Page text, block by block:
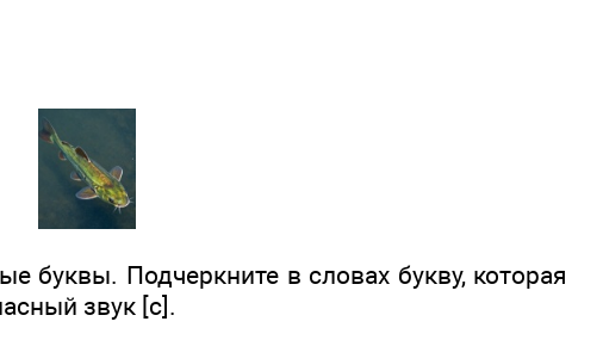
буквы. Подчеркните в словах букву, которая
звук [с].